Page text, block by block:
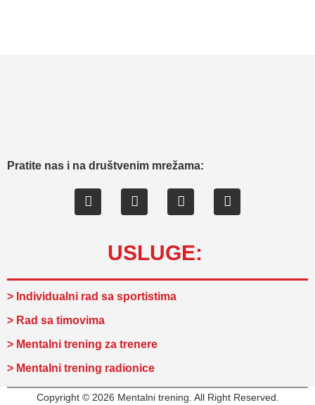
Pratite nas i na društvenim mrežama:
USLUGE:
> Individualni rad sa sportistima
> Rad sa timovima
> Mentalni trening za trenere
> Mentalni trening radionice
Copyright © 2026 Mentalni trening. All Right Reserved.